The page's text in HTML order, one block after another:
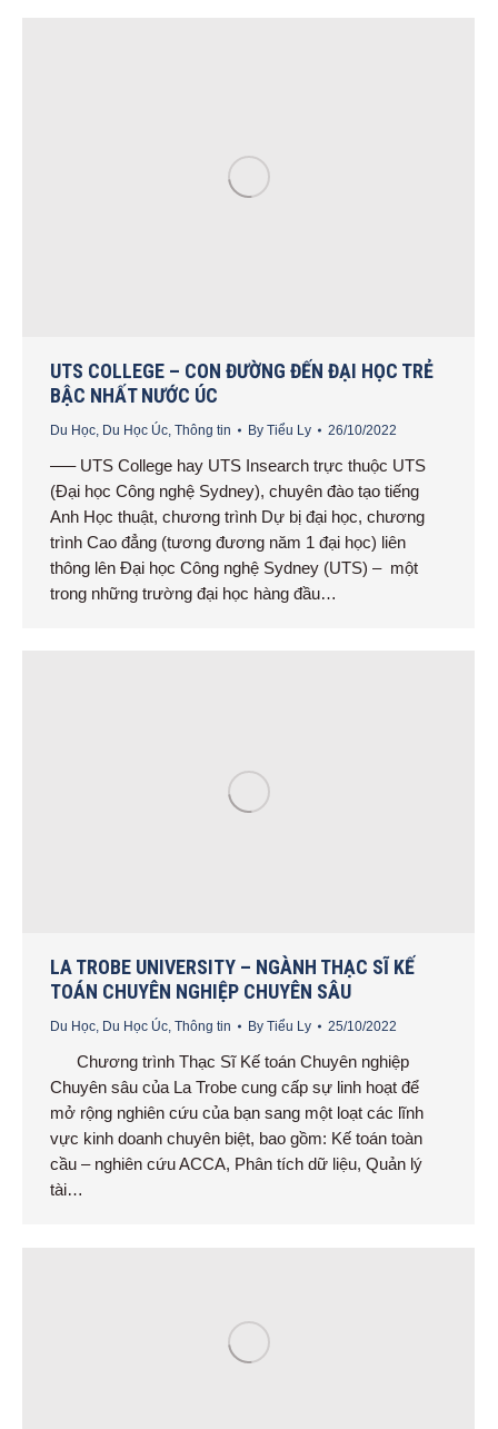
UTS COLLEGE – CON ĐƯỜNG ĐẾN ĐẠI HỌC TRẺ
BẬC NHẤT NƯỚC ÚC
Du Học, Du Học Úc, Thông tin By Tiểu Ly 26/10/2022
—– UTS College hay UTS Insearch trực thuộc UTS
(Đại học Công nghệ Sydney), chuyên đào tạo tiếng
Anh Học thuật, chương trình Dự bị đại học, chương
trình Cao đẳng (tương đương năm 1 đại học) liên
thông lên Đại học Công nghệ Sydney (UTS) – một
trong những trường đại học hàng đầu…
LA TROBE UNIVERSITY – NGÀNH THẠC SĨ KẾ
TOÁN CHUYÊN NGHIỆP CHUYÊN SÂU
Du Học, Du Học Úc, Thông tin By Tiểu Ly 25/10/2022
Chương trình Thạc Sĩ Kế toán Chuyên nghiệp
Chuyên sâu của La Trobe cung cấp sự linh hoạt để
mở rộng nghiên cứu của bạn sang một loạt các lĩnh
vực kinh doanh chuyên biệt, bao gồm: Kế toán toàn
cầu – nghiên cứu ACCA, Phân tích dữ liệu, Quản lý
tài…